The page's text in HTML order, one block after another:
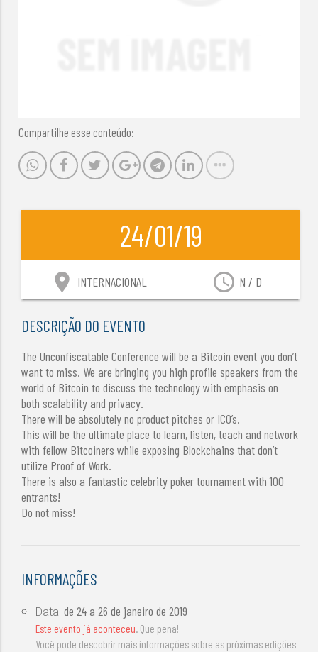
Compartilhe esse conteúdo:
24/01/19
access_time N / D
location_on INTERNACIONAL
DESCRIÇÃO DO EVENTO
The Unconfiscatable Conference will be a Bitcoin event you don’t
want to miss. We are bringing you high profile speakers from the
world of Bitcoin to discuss the technology with emphasis on
both scalability and privacy.
There will be absolutely no product pitches or ICO’s.
This will be the ultimate place to learn, listen, teach and network
with fellow Bitcoiners while exposing Blockchains that don’t
utilize Proof of Work.
There is also a fantastic celebrity poker tournament with 100
entrants!
Do not miss!
INFORMAÇÕES
Data:de 24 a 26 de janeiro de 2019
Este evento já aconteceu. Que pena!
Você pode descobrir mais informações sobre as próximas edições